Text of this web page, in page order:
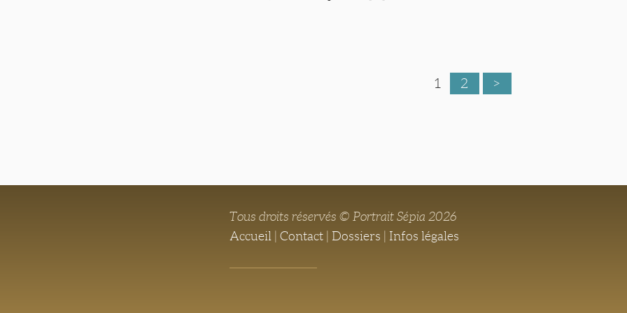
1 2 >
Tous droits réservés © Portrait Sépia 2026
Accueil
|Contact Dossiers Infos légales